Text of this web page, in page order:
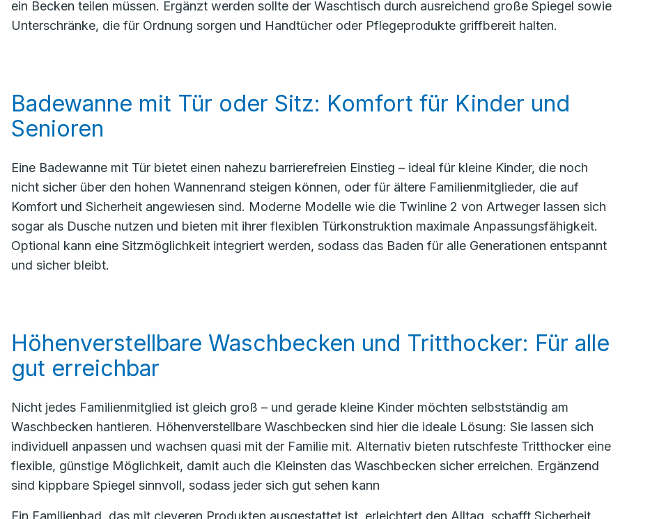
ein Becken teilen müssen. Ergänzt werden sollte der Waschtisch durch ausreichend große Spiegel sowie
Unterschränke, die für Ordnung sorgen und Handtücher oder Pflegeprodukte griffbereit halten.
Badewanne mit Tür oder Sitz: Komfort für Kinder und
Senioren
Eine Badewanne mit Tür bietet einen nahezu barrierefreien Einstieg – ideal für kleine Kinder, die noch
nicht sicher über den hohen Wannenrand steigen können, oder für ältere Familienmitglieder, die auf
Komfort und Sicherheit angewiesen sind. Moderne Modelle wie die Twinline 2 von Artweger lassen sich
sogar als Dusche nutzen und bieten mit ihrer flexiblen Türkonstruktion maximale Anpassungsfähigkeit.
Optional kann eine Sitzmöglichkeit integriert werden, sodass das Baden für alle Generationen entspannt
und sicher bleibt.
Höhenverstellbare Waschbecken und Tritthocker: Für alle
gut erreichbar
Nicht jedes Familienmitglied ist gleich groß – und gerade kleine Kinder möchten selbstständig am
Waschbecken hantieren. Höhenverstellbare Waschbecken sind hier die ideale Lösung: Sie lassen sich
individuell anpassen und wachsen quasi mit der Familie mit. Alternativ bieten rutschfeste Tritthocker eine
flexible, günstige Möglichkeit, damit auch die Kleinsten das Waschbecken sicher erreichen. Ergänzend
sind kippbare Spiegel sinnvoll, sodass jeder sich gut sehen kann
Ein Familienbad, das mit cleveren Produkten ausgestattet ist, erleichtert den Alltag, schafft Sicherheit